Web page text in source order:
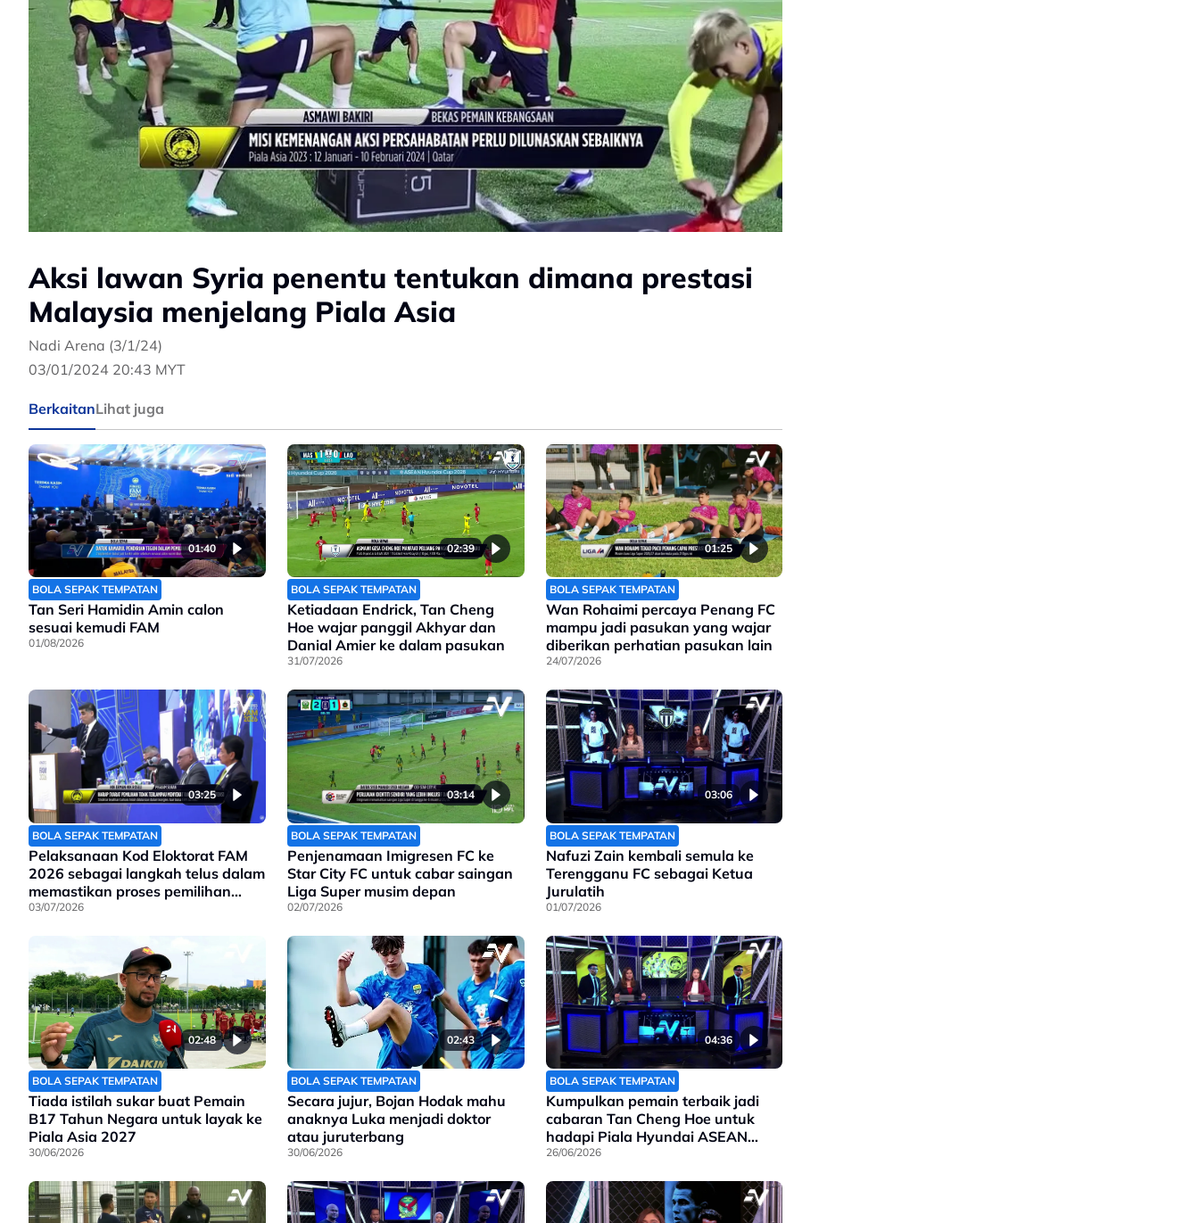
Aksi lawan Syria penentu tentukan dimana prestasi
Malaysia menjelang Piala Asia
Nadi Arena (3/1/24)
03/01/2024 20:43 MYT
BerkaitanLihat juga
01:40
BOLA SEPAK TEMPATAN
Tan Seri Hamidin Amin calon
sesuai kemudi FAM
01/08/2026
02:39
BOLA SEPAK TEMPATAN
Ketiadaan Endrick, Tan Cheng
Hoe wajar panggil Akhyar dan
Danial Amier ke dalam pasukan
31/07/2026
01:25
BOLA SEPAK TEMPATAN
Wan Rohaimi percaya Penang FC
mampu jadi pasukan yang wajar
diberikan perhatian pasukan lain
24/07/2026
03:25
BOLA SEPAK TEMPATAN
Pelaksanaan Kod Eloktorat FAM
2026 sebagai langkah telus dalam
memastikan proses pemilihan
kepimpinan FAM lebih tersusun
03/07/2026
03:14
BOLA SEPAK TEMPATAN
Penjenamaan Imigresen FC ke
Star City FC untuk cabar saingan
Liga Super musim depan
02/07/2026
03:06
BOLA SEPAK TEMPATAN
Nafuzi Zain kembali semula ke
Terengganu FC sebagai Ketua
Jurulatih
01/07/2026
02:48
BOLA SEPAK TEMPATAN
Tiada istilah sukar buat Pemain
B17 Tahun Negara untuk layak ke
Piala Asia 2027
30/06/2026
02:43
BOLA SEPAK TEMPATAN
Secara jujur, Bojan Hodak mahu
anaknya Luka menjadi doktor
atau juruterbang
30/06/2026
04:36
BOLA SEPAK TEMPATAN
Kumpulkan pemain terbaik jadi
cabaran Tan Cheng Hoe untuk
hadapi Piala Hyundai ASEAN
yang bakal berlangsung bulan
26/06/2026